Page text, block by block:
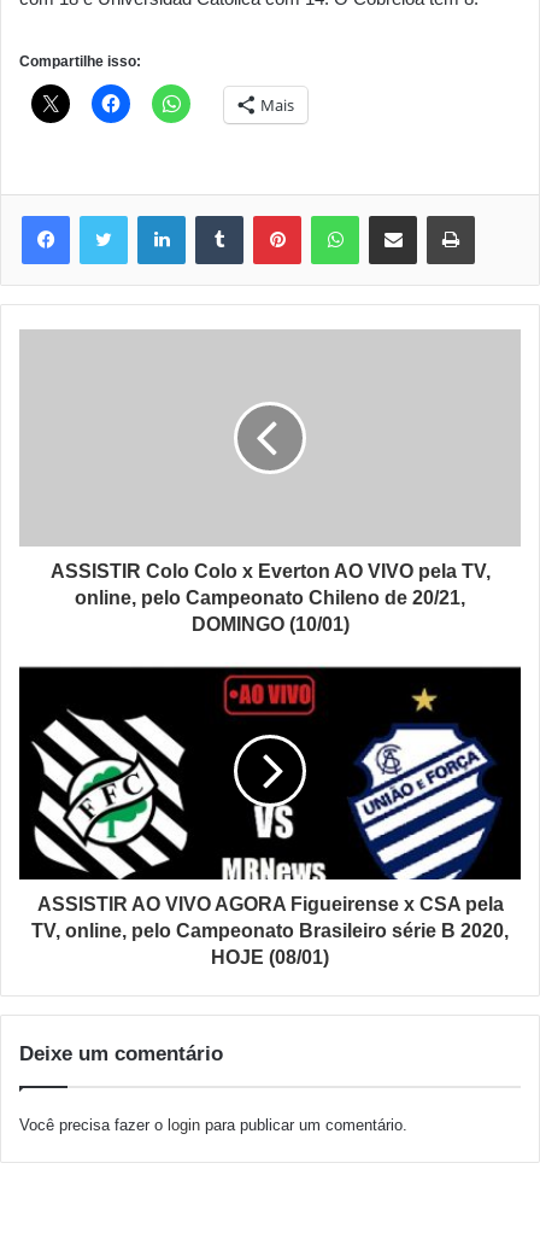
Compartilhe isso:
Mais
LinkedinTumblr PinterestWhatsAppCompartilhar via e-mail Imprimir
ASSISTIR Colo Colo x Everton AO VIVO pela TV,
online, pelo Campeonato Chileno de 20/21,
DOMINGO (10/01)
ASSISTIR AO VIVO AGORA Figueirense x CSA pela
TV, online, pelo Campeonato Brasileiro série B 2020,
HOJE (08/01)
Deixe um comentário
Você precisa fazer o login para publicar um comentário.